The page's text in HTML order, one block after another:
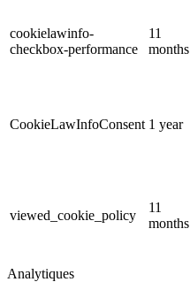
cookielawinfo-
checkbox-performance
11
months
CookieLawInfoConsent 1 year
viewed_cookie_policy
11
months
Analytiques